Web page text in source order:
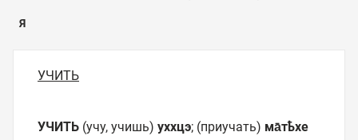
Я
УЧИТЬ
УЧИТЬ (учу, учишь) уххцэ; (приучать) ма̄тҍхе